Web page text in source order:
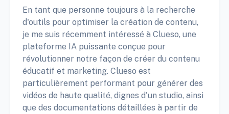
En tant que personne toujours à la recherche
d'outils pour optimiser la création de contenu,
je me suis récemment intéressé à Clueso, une
plateforme IA puissante conçue pour
révolutionner notre façon de créer du contenu
éducatif et marketing. Clueso est
particulièrement performant pour générer des
vidéos de haute qualité, dignes d'un studio, ainsi
que des documentations détaillées à partir de